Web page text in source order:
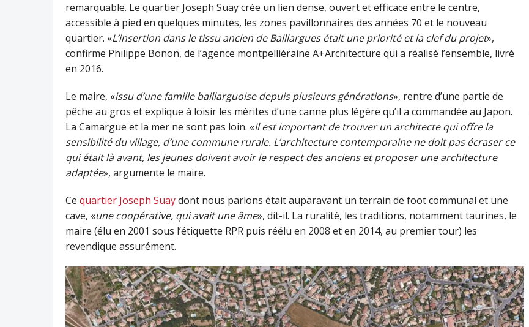
remarquable. Le quartier Joseph Suay crée un lien dense, ouvert et efficace entre le centre,
accessible à pied en quelques minutes, les zones pavillonnaires des années 70 et le nouveau
quartier. «L’insertion dans le tissu ancien de Baillargues était une priorité et la clef du projet»,
confirme Philippe Bonon, de l’agence montpelliéraine A+Architecture qui a réalisé l’ensemble, livré
en 2016.
Le maire, «issu d’une famille baillarguoise depuis plusieurs générations», rentre d’une partie de
pêche au gros et explique à loisir les mérites d’une canne plus légère qu’il a commandée au Japon.
La Camargue et la mer ne sont pas loin. «Il est important de trouver un architecte qui offre la
sensibilité du village, d’une commune rurale. L’architecture contemporaine ne doit pas écraser ce
qui était là avant, les jeunes doivent avoir le respect des anciens et proposer une architecture
adaptée», argumente le maire.
Ce quartier Joseph Suaydont nous parlons était auparavant un terrain de foot communal et une
cave, «une coopérative, qui avait une âme», dit-il. La ruralité, les traditions, notamment taurines, le
maire (élu en 2001 sous l’étiquette RPR puis réélu en 2008 et en 2014, au premier tour) les
revendique assurément.